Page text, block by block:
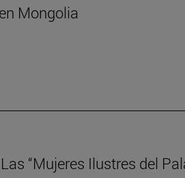
Mongolia
“Mujeres Ilustres del